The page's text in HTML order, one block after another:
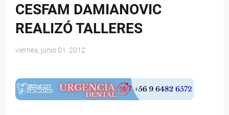
CESFAM DAMIANOVIC
REALIZÓ TALLERES
viernes, junio 01, 2012